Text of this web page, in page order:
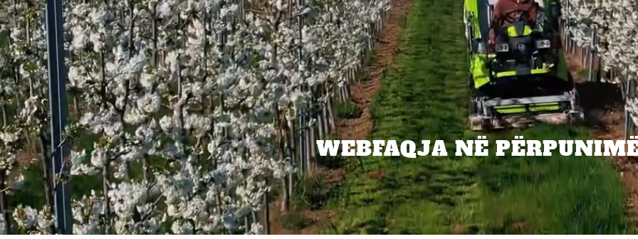
WEBFAQJA NË